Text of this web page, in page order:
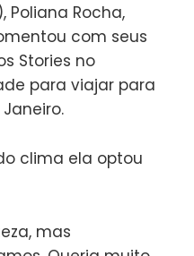
Rocha,
com seus
Stories no
para viajar para
clima ela optou
mas